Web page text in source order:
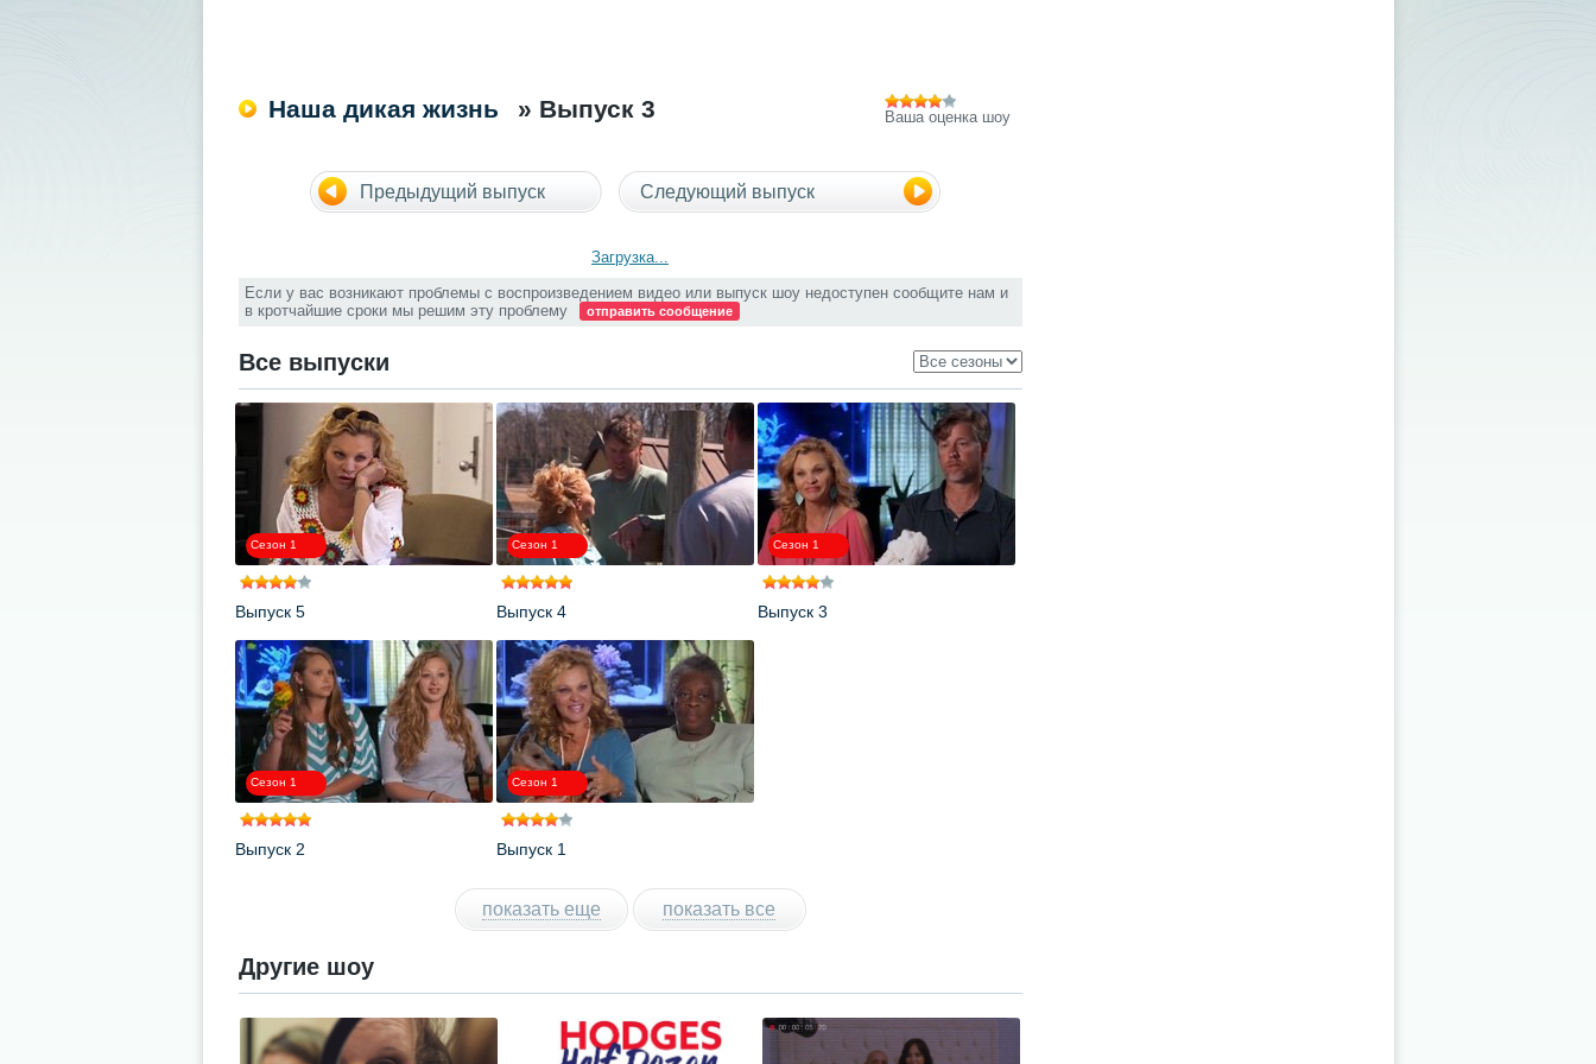
Наша дикая жизнь » Выпуск 3 Ваша оценка шоу
Предыдущий выпуск Следующий выпуск
Загрузка...
Если у вас возникают проблемы с воспроизведением видео или выпуск шоу недоступен сообщите нам и
в кротчайшие сроки мы решим эту проблему
отправить сообщение
Все выпуски
Сезон 1
Выпуск 5
Сезон 1
Выпуск 4
Сезон 1
Выпуск 3
Сезон 1
Выпуск 2
Сезон 1
Выпуск 1
показать еще показать все
Другие шоу